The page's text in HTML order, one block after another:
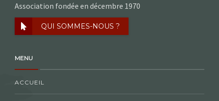
Association fondée en décembre 1970
QUI SOMMES-NOUS ?
MENU
ACCUEIL